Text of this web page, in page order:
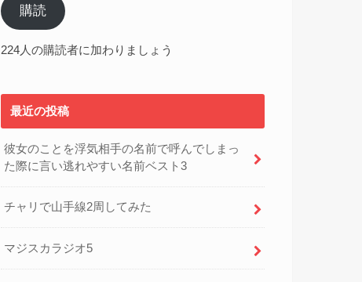
ア
ド
購読
224人の購読者に加わりましょう
最近の投稿
彼女のことを浮気相手の名前で呼んでしまっ
た際に言い逃れやすい名前ベスト3
チャリで山手線2周してみた
マジスカラジオ5